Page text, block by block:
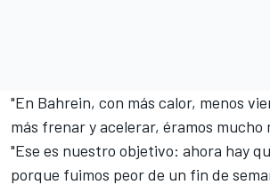
"En Bahrein, con más calor, menos
más frenar y acelerar, éramos mucho
"Ese es nuestro objetivo: ahora hay
porque fuimos peor de un fin de